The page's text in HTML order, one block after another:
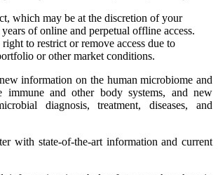
which may be at the discretion of your
of online and perpetual offline access.
to restrict or remove access due to
or other market conditions.
information on the human microbiome and
immune and other body systems, and new
diagnosis, treatment, diseases, and
with state-of-the-art information and current